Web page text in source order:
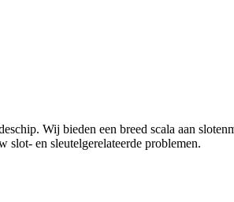
Wij bieden een breed scala aan
en sleutelgerelateerde problemen.